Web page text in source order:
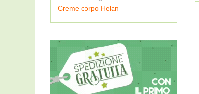
Creme corpo Helan